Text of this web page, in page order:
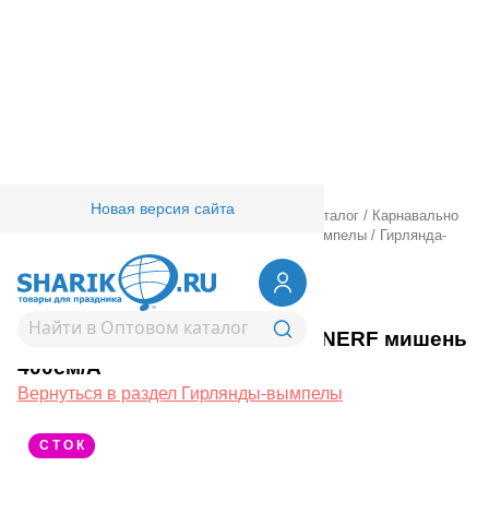
Новая версия сайта
Товары для праздника/ Оптовый каталог / Карнавально
Гирлянды-вымпелы / Гирлянда-
вымпел NERF мишень 400см/А
1505-2050Гирлянда-вымпел NERF мишень
400см/А
Вернуться в раздел Гирлянды-вымпелы
С Т О К